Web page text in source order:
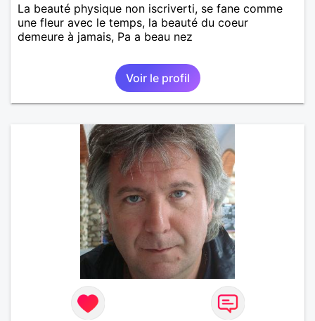
La beauté physique non iscriverti, se fane comme
une fleur avec le temps, la beauté du coeur
demeure à jamais, Pa a beau nez
Voir le profil